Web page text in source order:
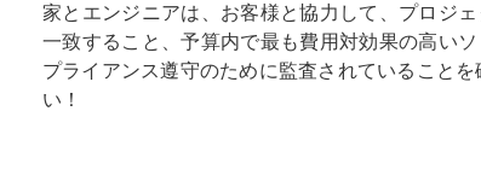
家とエンジニアは、お客様と協力して、プロジ
一致すること、予算内で最も費用対効果の高い
プライアンス遵守のために監査されていること
い！